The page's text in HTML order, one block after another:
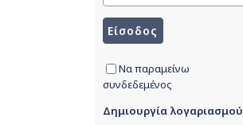
Να παραμείνω
συνδεδεμένος
Δημιουργία λογαριασμού